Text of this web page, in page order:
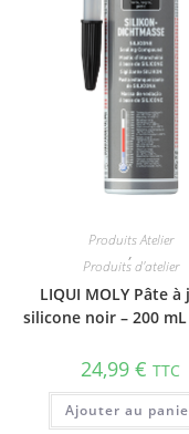
Produits Atelier
,
Produits d'atelier
LIQUI MOLY Pâte
silicone noir – 200 mL
24,99€ TTC
Ajouter au